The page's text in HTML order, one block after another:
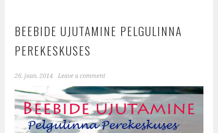
BEEBIDE UJUTAMINE PELGULINNA
PEREKESKUSES
26. jaan. 2014 Leave a comment